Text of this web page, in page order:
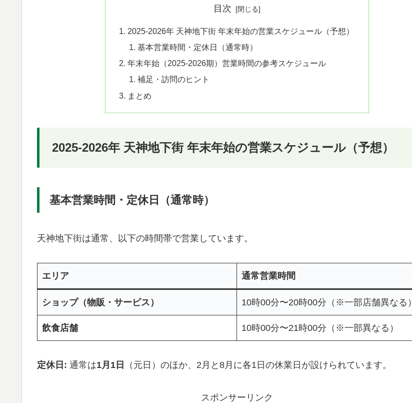
目次
2025-2026年 天神地下街 年末年始の営業スケジュール（予想）
基本営業時間・定休日（通常時）
年末年始（2025-2026期）営業時間の参考スケジュール
補足・訪問のヒント
まとめ
2025-2026年 天神地下街 年末年始の営業スケジュール（予想）
基本営業時間・定休日（通常時）
天神地下街は通常、以下の時間帯で営業しています。
エリア 通常営業時間
ショップ（物販・サービス） 10時00分〜20時00分（※一部店舗異なる）
飲食店舗 10時00分〜21時00分（※一部異なる）
定休日: 通常は1月1日 （元日）のほか、2月と8月に各1日の休業日が設けられています。
スポンサーリンク